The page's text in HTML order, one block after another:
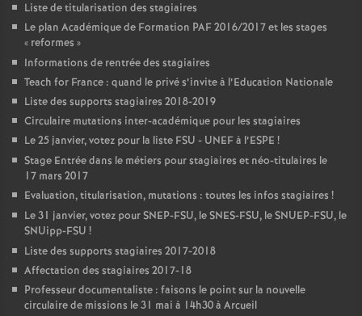
Liste de titularisation des stagiaires
Le plan Académique de Formation PAF2016/2017 et les stages
« reformes »
Informations de rentrée des stagiaires
Teach for France : quand le privé s’invite à l’Education Nationale
Liste des supports stagiaires 2018-2019
Circulaire mutations inter-académique pour les stagiaires
Le 25 janvier, votez pour la liste FSU - UNEFà l’ESPE !
Stage Entrée dans le métiers pour stagiaires et néo-titulaires le
17 mars 2017
Evaluation, titularisation, mutations : toutes les infos stagiaires !
Le 31 janvier, votez pourSNEP-FSU, leSNES-FSU, leSNUEP-FSU, le
SNUipp-FSU !
Liste des supports stagiaires 2017-2018
Affectation des stagiaires 2017-18
Professeur documentaliste : faisons le point sur la nouvelle
circulaire de missions le 31 mai à 14h30 à Arcueil